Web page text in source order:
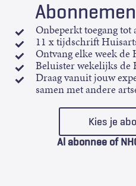
Onbeperkt toegang
11 x tijdschrift
Ontvang elke week
Beluister wekelijks de
Draag vanuit jouw
samen met andere
Kies je
Al abonnee of